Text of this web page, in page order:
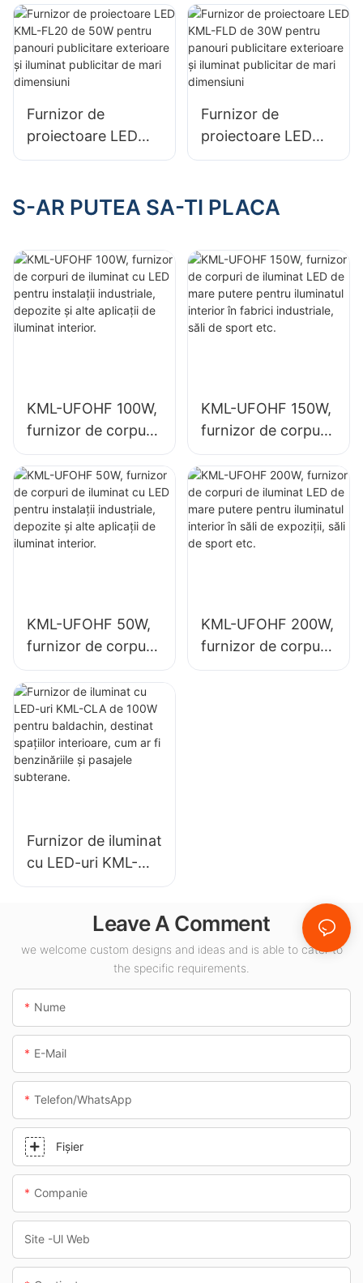
clădiri industriale și
depozite.
pentru spații
interioare, cum ar fi
clădiri industriale și
depozite.
Furnizor de
proiectoare LED
KML-FL20 de 50W
publicitare
de mari dimensiuni
Furnizor de
proiectoare LED
KML-FLD de 30W
publicitare
de mari dimensiuni
S-AR PUTEA SA-TI PLACA
KML-UFOHF 100W,
furnizor de corpuri
de iluminat cu LED
pentru instalații
industriale,
depozite și alte
aplicații de iluminat
KML-UFOHF 150W,
furnizor de corpuri
de iluminat LED de
mare putere pentru
iluminatul interior în
fabrici industriale,
săli de sport etc.
KML-UFOHF 50W,
furnizor de corpuri
de iluminat cu LED
pentru instalații
industriale,
depozite și alte
aplicații de iluminat
interior.
KML-UFOHF 200W,
furnizor de corpuri
de iluminat LED de
Furnizor de iluminat
cu LED-uri KML-
CLA de 100W
destinat spațiilor
interioare, cum ar fi
benzinăriile și
pasajele subterane.
Leave A Comment
we welcome custom designs and ideas and is able to cater to
the specific requirements.
Nume
E-Mail
Telefon/WhatsApp
Fişier
Companie
Site -ul Web